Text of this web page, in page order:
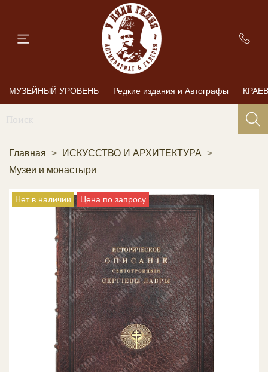
МУЗЕЙНЫЙ УРОВЕНЬ Редкие издания и Автографы
Главная
ИСКУССТВО И АРХИТЕКТУРА
Музеи и монастыри
Нет в наличии Цена по запросу